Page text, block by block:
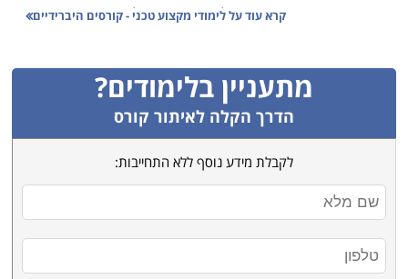
במקצוע מעשי, אשר ניתן לעסוק בו מיד לאחר סיום
מקצועית, קריירה חדשה או פתיחת עסק עצמאי. הכשרת
טכנאי בתחומי החשמל, האלקטרוניקה, הסלולר או המכשור
הרפואי למשל עשויים להיות הנתיב הבטוח שלכם למקצוע
פרקטי תוך זמן קצר. מהלך שיעניק לכם נכס חדש, מכניס
לימודי מקצוע טכני מאפשרים בדרך כלל רכישת מיומנות
מקיפה תוך זמן קצר וקצוב. הכשרת מנעולן למשל, נמשכת
לא פעם כשלושה חודשים בלבד, שמעניקים מקצוע מוסמך
ורווחי לכל החיים.
קרא עוד עללימודי מקצוע טכני - קורסים היברידיים
מתעניין בלימודים?
הדרך הקלה לאיתור קורס
לקבלת מידע נוסף ללא התחייבות: